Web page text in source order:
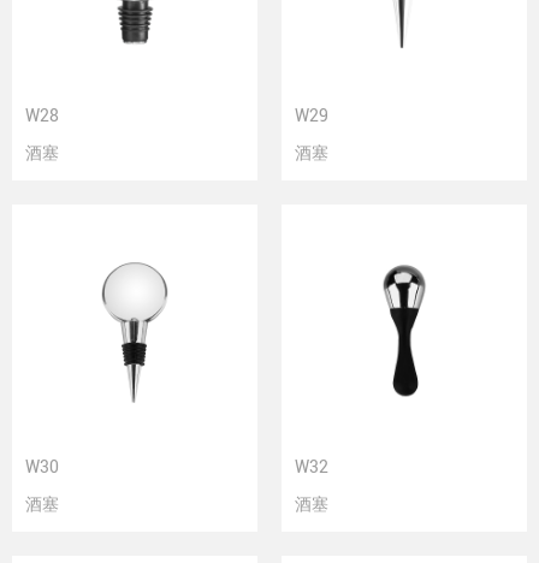
W28
酒塞
W29
酒塞
W30
酒塞
W32
酒塞